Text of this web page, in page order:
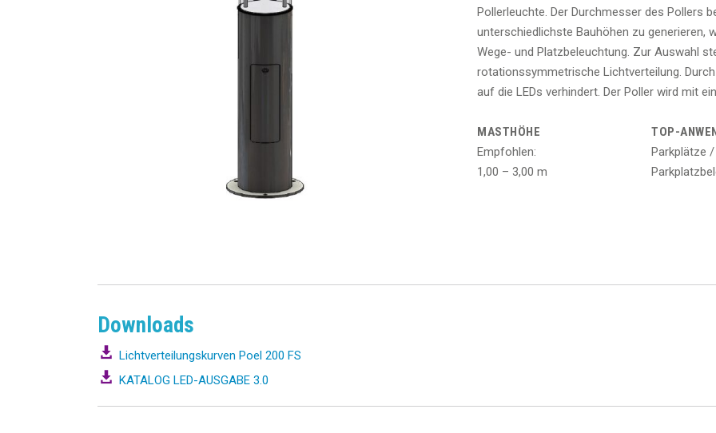
Pollerleuchte. Der Durchmesser des Pollers
unterschiedlichste Bauhöhen zu generieren,
Wege- und Platzbeleuchtung. Zur Auswahl
rotationssymmetrische Lichtverteilung.
auf die LEDs verhindert. Der Poller wird mit
MASTHÖHE
Empfohlen:
1,00 – 3,00 m
TOP-
Parkplätze /
Downloads
Lichtverteilungskurven Poel 200 FS
KATALOG LED-AUSGABE 3.0